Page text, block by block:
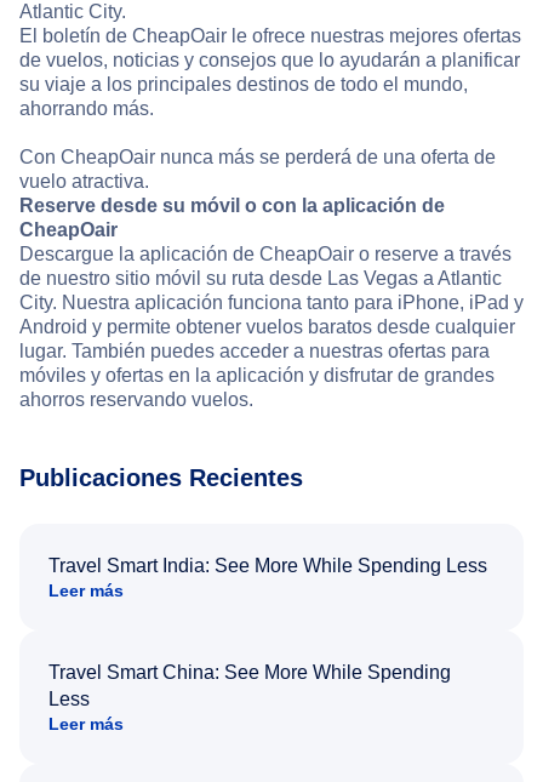
Atlantic City.
El boletín de CheapOair le ofrece nuestras mejores ofertas
de vuelos, noticias y consejos que lo ayudarán a planificar
su viaje a los principales destinos de todo el mundo,
ahorrando más.
Con CheapOair nunca más se perderá de una oferta de
vuelo atractiva.
Reserve desde su móvil o con la aplicación de
CheapOair
Descargue la aplicación de CheapOair o reserve a través
de nuestro sitio móvil su ruta desde Las Vegas a Atlantic
City. Nuestra aplicación funciona tanto para iPhone, iPad y
Android y permite obtener vuelos baratos desde cualquier
lugar. También puedes acceder a nuestras ofertas para
móviles y ofertas en la aplicación y disfrutar de grandes
ahorros reservando vuelos.
Publicaciones Recientes
Travel Smart India: See More While Spending Less
Leer más
Travel Smart China: See More While Spending
Less
Leer más